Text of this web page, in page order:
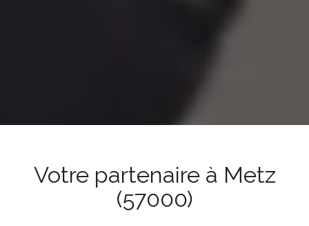
Votre partenaire à Metz
(57000)